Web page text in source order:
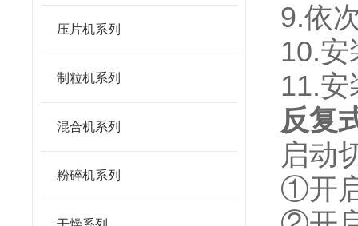
压片机系列
制粒机系列
混合机系列
粉碎机系列
9.依
10.
11.
反复
启动
①开